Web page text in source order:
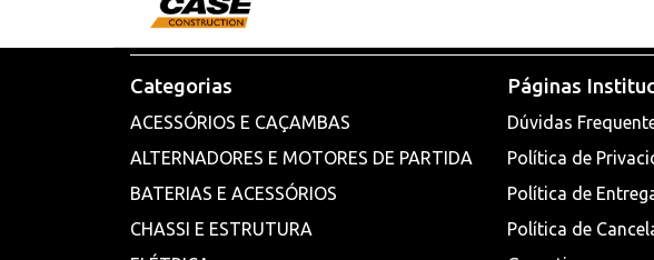
Categorias
ACESSÓRIOS E CAÇAMBAS
ALTERNADORES E MOTORES DE PARTIDA
BATERIAS E ACESSÓRIOS
CHASSI E ESTRUTURA
Páginas
Dúvidas
Política de
Política de
Política de